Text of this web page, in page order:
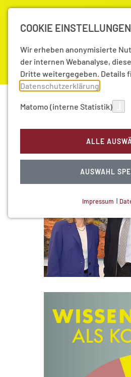
Aktuelle
COOKIE EINSTELLUNGEN
Wir erheben anonymisierte
der internen Webanalyse,
Dritte weitergegeben. Details
Datenschutzerklärung
Matomo (interne Statistik)
ALLE
AUSWAHL
Technisch notwendig.
MATOMO (INTERNE
Statistik Cookies erfassen
Diese Informationen helfen
unsere Besucher unsere
Impressum |